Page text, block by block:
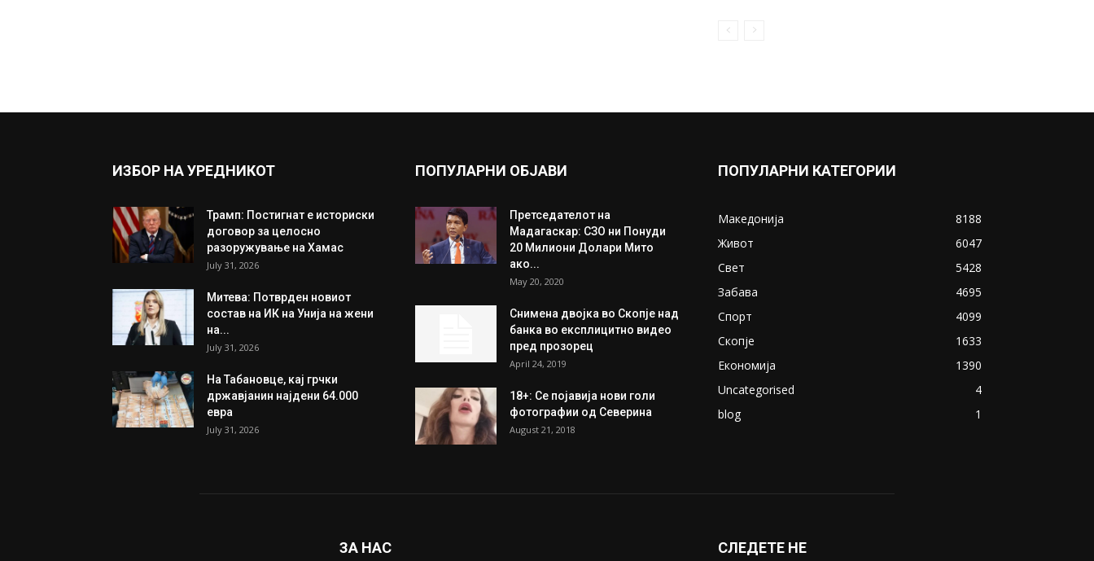
ИЗБОР НА УРЕДНИКОТ
Трамп: Постигнат е историски
договор за целосно
разоружување на Хамас
July 31, 2026
Митева: Потврден новиот
состав на ИК на Унија на жени
на...
July 31, 2026
На Табановце, кај грчки
државјанин најдени 64.000
евра
July 31, 2026
ПОПУЛАРНИ ОБЈАВИ
Претседателот на
Мадагаскар: СЗО ни Понуди
20 Милиони Долари Мито
ако...
May 20, 2020
Снимена двојка во Скопје над
банка во експлицитно видео
пред прозорец
April 24, 2019
18+: Се појавија нови голи
фотографии од Северина
August 21, 2018
ПОПУЛАРНИ КАТЕГОРИИ
Македонија
8188
Живот
6047
Свет
5428
Забава
4695
Спорт
4099
Скопје
1633
Економија
1390
Uncategorised
4
blog
1
ЗА НАС СЛЕДЕТЕ НЕ